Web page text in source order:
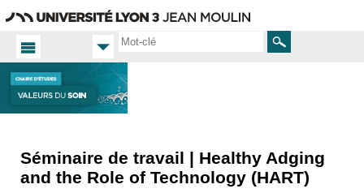
Rechercher
Accueil
Séminaire de travail | Healthy Adging
and the Role of Technology (HART)